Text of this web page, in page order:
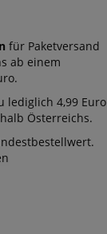
für Paketversand
ab einem
lediglich 4,99 Euro
Österreichs.